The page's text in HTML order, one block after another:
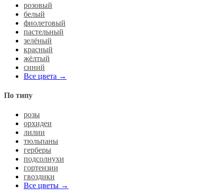
розовый
белый
фиолетовый
пастельный
зелёный
красный
жёлтый
синий
Все цвета →
По типу
розы
орхидеи
лилии
тюльпаны
герберы
подсолнухи
гортензии
гвоздики
Все цветы →